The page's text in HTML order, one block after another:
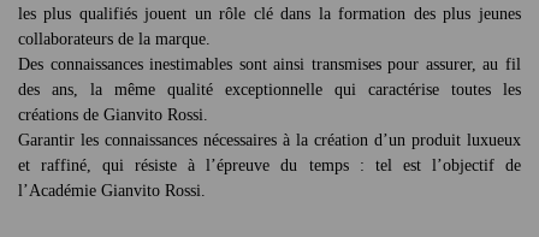
les plus qualifiés jouent un rôle clé dans la formation des plus jeunes
collaborateurs de la marque.
Des connaissances inestimables sont ainsi transmises pour assurer, au fil
des ans, la même qualité exceptionnelle qui caractérise toutes les
créations de Gianvito Rossi.
Garantir les connaissances nécessaires à la création d’un produit luxueux
et raffiné, qui résiste à l’épreuve du temps : tel est l’objectif de
l’Académie Gianvito Rossi.